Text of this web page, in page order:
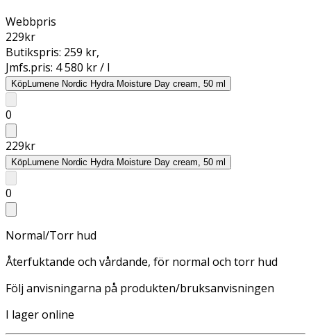
Webbpris
229kr
Butikspris: 259 kr,
Jmfs.pris: 4 580 kr / l
KöpLumene Nordic Hydra Moisture Day cream, 50 ml
0
229kr
KöpLumene Nordic Hydra Moisture Day cream, 50 ml
0
Normal/Torr hud
Återfuktande och vårdande, för normal och torr hud
Följ anvisningarna på produkten/bruksanvisningen
I lager online